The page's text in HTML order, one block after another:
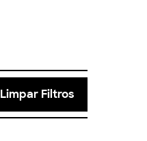
Limpar Filtros